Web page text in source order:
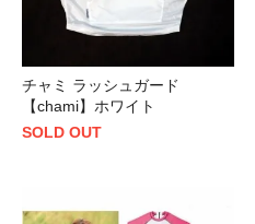
チャミ ラッシュガード
【chami】ホワイト
SOLD OUT